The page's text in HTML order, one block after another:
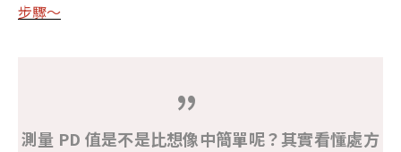
步驟～
測量 PD 值是不是比想像中簡單呢？其實看懂處方